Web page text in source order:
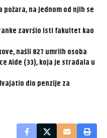
na jednom od njih se
završio isti fakultet kao
našli 827 umrlih osoba
Aide (33), koja je stradala u
dio penzije za